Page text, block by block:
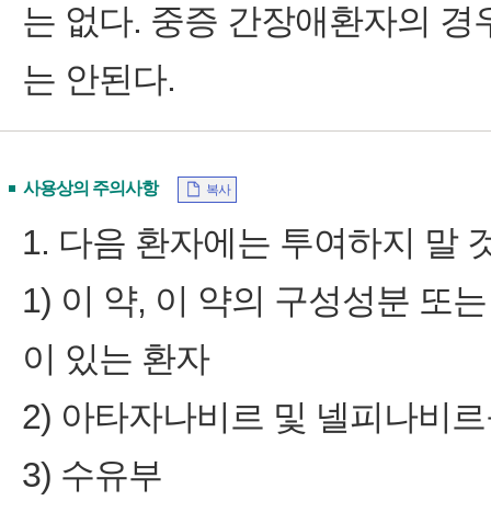
는 없다. 중증 간장애환자의
는 안된다.
사용상의 주의사항 복사
1. 다음 환자에는 투여하지 말
1) 이 약, 이 약의 구성성분 또
이 있는 환자
2) 아타자나비르 및 넬피나비
3) 수유부